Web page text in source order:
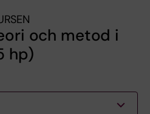
och metod i
hp)